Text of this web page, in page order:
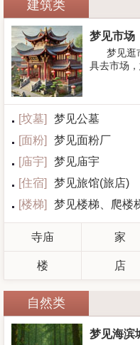
建筑类
梦见市场
梦见逛
具去市场
[坟墓]
梦见公墓
[面粉]
梦见面粉厂
[庙宇]
梦见庙宇
[住宿]
梦见旅馆(旅店)
[楼梯] 梦见楼梯、爬楼
寺庙 家
楼 店
自然类
梦见海滨